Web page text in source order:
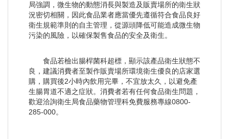
局強調，微生物的動態消長與製造及販賣場所的衛生狀
況密切相關，因此食品業者應當優先遵循符合食品良好
衛生規範準則的自主管理，從源頭降低可能造成微生物
污染的風險，以確保製售食品的安全及衛生。
食品若檢出腸桿菌科超標，顯示該產品衛生狀態不
良，建議消費者至製作販賣場所環境衛生優良的店家選
購，購買後2小時內飲用完畢，不宜放太久，以避免產
生腸胃道不適之症狀。消費者若有任何食品衛生問題，
歡迎洽詢衛生局食品藥物管理科免費服務專線0800-
285-000。